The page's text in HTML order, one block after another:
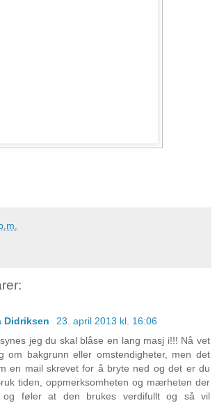
Didriksen
23. april 2013 kl. 16:06
jeg du skal blåse en lang masj i!!! Nå vet
om bakgrunn eller omstendigheter, men det
en mail skrevet for å bryte ned og det er du
tiden, oppmerksomheten og mærheten der
og føler at den brukes verdifullt og så vil